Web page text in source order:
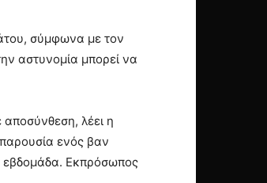
σύμφωνα με τον
αστυνομία μπορεί να
λέει η
ενός βαν
εβδομάδα. Εκπρόσωπος